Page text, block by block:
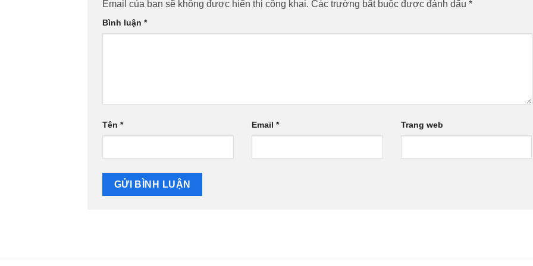
Email của bạn sẽ không được hiển thị công khai. Các trường bắt buộc được đánh dấu *
Bình luận *
Tên * Email * Trang web